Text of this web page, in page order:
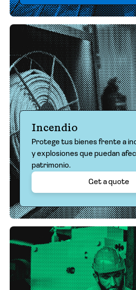
Incendio
Protege tus bienes frente a
y explosiones que puedan
patrimonio.
Get a quote